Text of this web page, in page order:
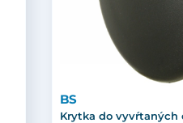
BS
Krytka do vyvŕtaných